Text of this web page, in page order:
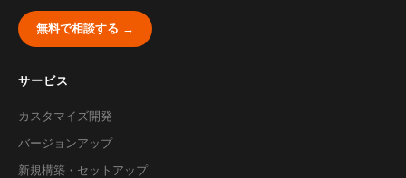
無料で相談する →
サービス
カスタマイズ開発
バージョンアップ
新規構築・セットアップ